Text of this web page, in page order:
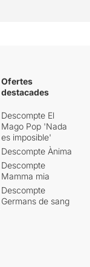
Ofertes
destacades
Descompte El
Mago Pop 'Nada
es imposible'
Descompte Ànima
Descompte
Mamma mia
Descompte
Germans de sang